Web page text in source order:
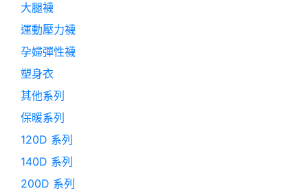
大腿襪
運動壓力襪
孕婦彈性襪
塑身衣
其他系列
保暖系列
120D 系列
140D 系列
200D 系列